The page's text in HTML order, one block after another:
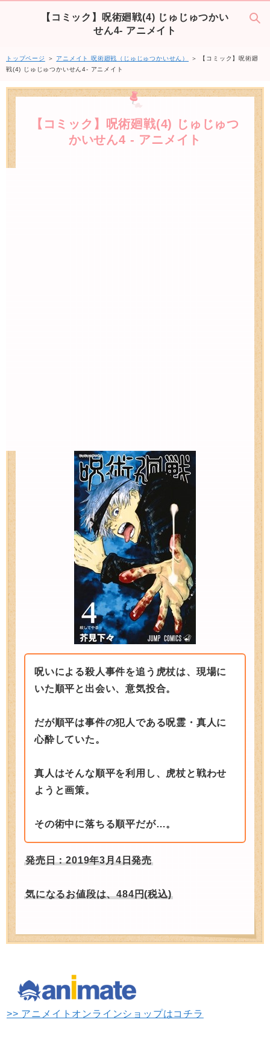
【コミック】呪術廻戦(4) じゅじゅつかい
せん4- アニメイト
トップページ ＞ アニメイト 呪術廻戦（じゅじゅつかいせん）
＞ 【コミック】呪術廻
戦(4) じゅじゅつかいせん4- アニメイト
【コミック】呪術廻戦(4) じゅじゅつ
かいせん4 - アニメイト
呪いによる殺人事件を追う虎杖は、現場に
いた順平と出会い、意気投合。
だが順平は事件の犯人である呪霊・真人に
心酔していた。
真人はそんな順平を利用し、虎杖と戦わせ
ようと画策。
その術中に落ちる順平だが…。
発売日：2019年3月4日発売
気になるお値段は、484円(税込)
>> アニメイトオンラインショップはコチラ